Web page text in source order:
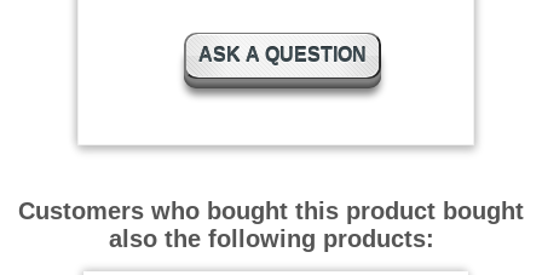
ASK A QUESTION
Customers who bought this product bought
also the following products: